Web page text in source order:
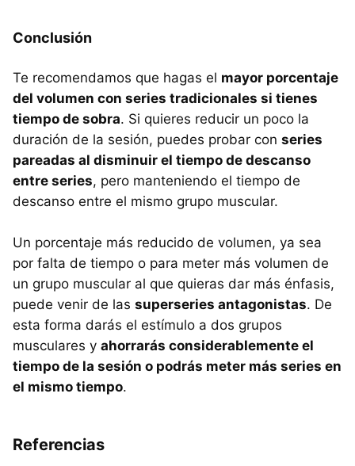
Conclusión
Te recomendamos que hagas el mayor porcentaje
del volumen con series tradicionales si tienes
tiempo de sobra. Si quieres reducir un poco la
duración de la sesión, puedes probar con series
pareadas al disminuir el tiempo de descanso
entre series, pero manteniendo el tiempo de
descanso entre el mismo grupo muscular.
Un porcentaje más reducido de volumen, ya sea
por falta de tiempo o para meter más volumen de
un grupo muscular al que quieras dar más énfasis,
puede venir de las superseries antagonistas. De
esta forma darás el estímulo a dos grupos
musculares y ahorrarás considerablemente el
tiempo de la sesión o podrás meter más series en
el mismo tiempo.
Referencias